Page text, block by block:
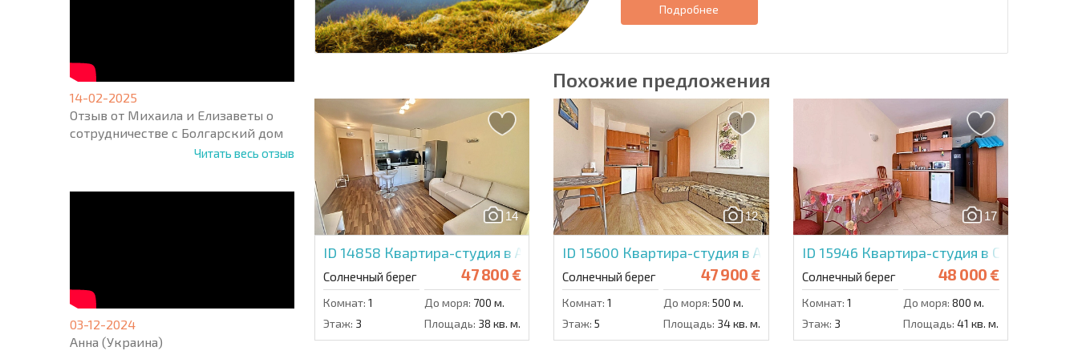
14-02-2025
Отзыв от Михаила и Елизаветы о
сотрудничестве с Болгарский дом
Читать весь отзыв
03-12-2024
Анна (Украина)
Подробнее
Похожие предложения
14
ID 14858 Квартира-студия в Амадеус 19
Солнечный берег 47 800 €
Комнат: 1 До моря: 700 м.
Этаж: 3 Площадь: 38 кв. м.
12
ID 15600 Квартира-студия в Амадеус 11
Солнечный берег 47 900 €
Комнат: 1 До моря: 500 м.
Этаж: 5 Площадь: 34 кв. м.
17
ID 15946 Квартира-студия в Сансет Бич 4
Солнечный берег 48 000 €
Комнат: 1 До моря: 800 м.
Этаж: 3 Площадь: 41 кв. м.